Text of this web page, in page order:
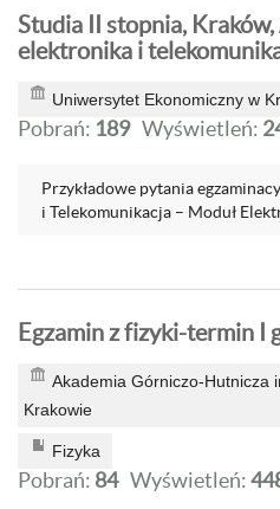
Studia II stopnia,
elektronika i
Uniwersytet Ekonomiczny w
Pobrań: 189 Wyświetleń:
Przykładowe pytania
i Telekomunikacja – Moduł
Egzamin z fizyki-termin I
Akademia Górniczo-Hutnicza
Krakowie
Fizyka
Pobrań: 84 Wyświetleń: